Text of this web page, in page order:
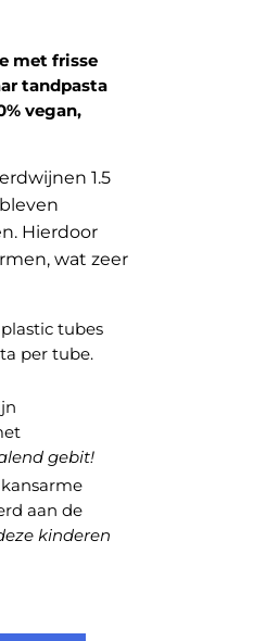
met frisse
tandpasta
vegan,
1.5
Hierdoor
wat zeer
tubes
per tube.
gebit!
aan de
kinderen